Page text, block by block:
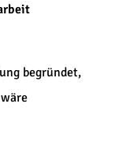
begründet,